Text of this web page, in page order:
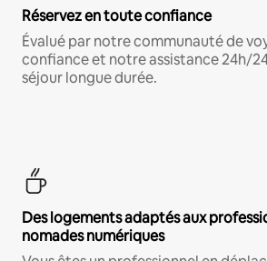
Réservez en toute confiance
Évalué par notre communauté de
confiance et notre assistance 24h/
séjour longue durée.
Des logements adaptés aux
nomades numériques